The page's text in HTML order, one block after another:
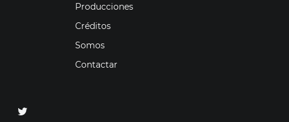
Producciones
Créditos
Somos
Contactar